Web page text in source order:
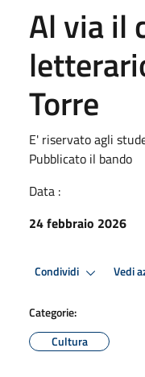
Al via il
Torre
E' riservato agli
Pubblicato il bando
Data :
24 febbraio 2026
Condividi Vedi
Categorie:
Cultura